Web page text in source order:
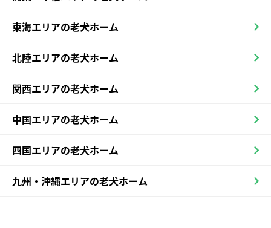
東海エリアの老犬ホーム
北陸エリアの老犬ホーム
関西エリアの老犬ホーム
中国エリアの老犬ホーム
四国エリアの老犬ホーム
九州・沖縄エリアの老犬ホーム